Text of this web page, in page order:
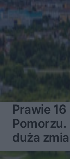
Prawie
duża